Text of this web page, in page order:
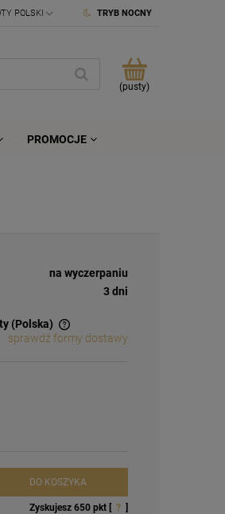
TRYB NOCNY
(pusty)
PROMOCJE
na wyczerpaniu
3 dni
(Polska)
sprawdź formy dostawy
DO KOSZYKA
Zyskujesz 650pkt [ ? ]